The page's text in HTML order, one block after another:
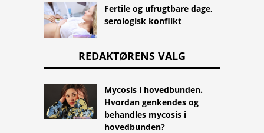
Fertile og ufrugtbare dage,
serologisk konflikt
REDAKTØRENS VALG
Mycosis i hovedbunden.
Hvordan genkendes og
behandles mycosis i
hovedbunden?